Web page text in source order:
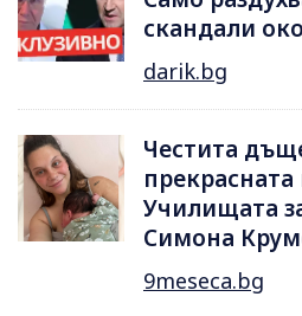
скандали
darik.bg
Честита
Училищата
Симона
9meseca.bg